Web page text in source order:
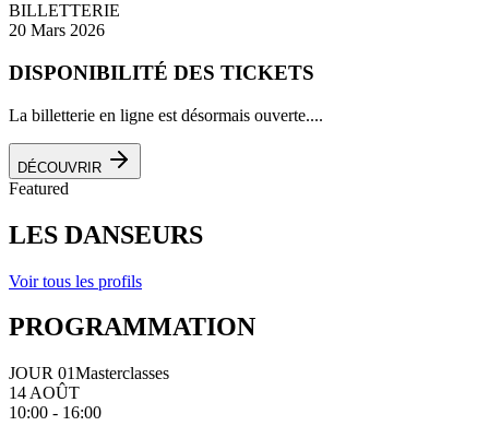
BILLETTERIE
20 Mars 2026
DISPONIBILITÉ DES TICKETS
La billetterie en ligne est désormais ouverte....
DÉCOUVRIR
Featured
LES DANSEURS
Voir tous les profils
PROGRAMMATION
JOUR 01Masterclasses
14 AOÛT
10:00 - 16:00